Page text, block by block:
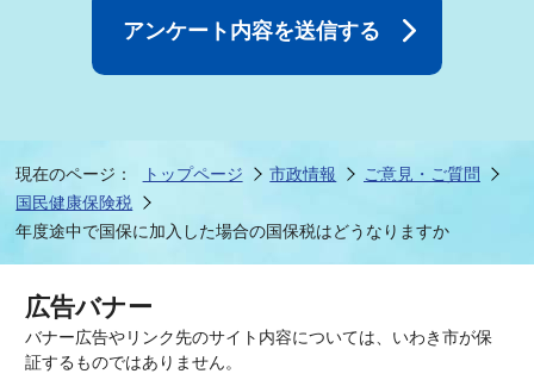
現在のページ： トップページ 市政情報
ご意見・ご質問
国民健康保険税
年度途中で国保に加入した場合の国保税はどうなりますか
広告バナー
バナー広告やリンク先のサイト内容については、いわき市が保
証するものではありません。